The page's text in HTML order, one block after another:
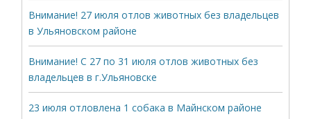
Внимание! 27 июля отлов животных без владельцев
в Ульяновском районе
Внимание! С 27 по 31 июля отлов животных без
владельцев в г.Ульяновске
23 июля отловлена 1 собака в Майнском районе